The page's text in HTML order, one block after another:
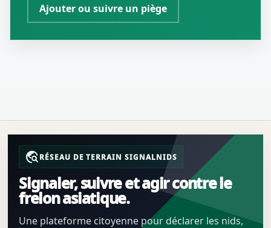
Ajouter ou suivre un piège
travel_exploreRÉSEAU DE TERRAIN SIGNALNIDS
Signaler, suivre et agir contre le
frelon asiatique.
Une plateforme citoyenne pour déclarer les nids,